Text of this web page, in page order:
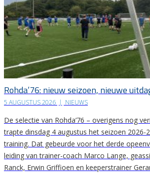
Rohda’76: nieuw seizoen, nieuwe
5 AUGUSTUS 2026 | NIEUWS
De selectie van Rohda’76 – overigens nog
trapte dinsdag 4 augustus het seizoen 2026-
training. Dat gebeurde voor het derde
leiding van trainer-coach Marco Lange,
Ranck, Erwin Griffioen en keeperstrainer